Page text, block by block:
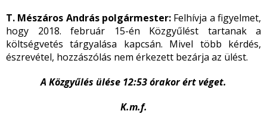
T. Mészáros András polgármester: Felhívja a figyelmet,
hogy 2018. február 15-én Közgyűlést tartanak a
költségvetés tárgyalása kapcsán. Mivel több kérdés,
észrevétel, hozzászólás nem érkezett bezárja az ülést.
A Közgyűlés ülése 12:53 órakor ért véget.
K.m.f.